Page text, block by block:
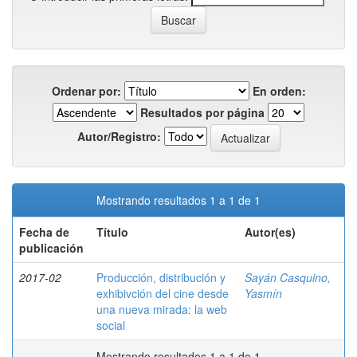
Ordenar por:
En orden:
Resultados por página
Autor/Registro:
Mostrando resultados 1 a 1 de 1
Fecha de
publicación
Título Autor(es)
2017-02
Producción, distribución y
exhibivción del cine desde
una nueva mirada: la web
social
Sayán Casquino,
Yasmín